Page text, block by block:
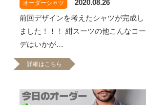
オーダーシャツ
2020.08.26
前回デザインを考えたシャツが完成し
ました！！！ 紺スーツの他こんなコー
デはいかが…
詳細はこちら